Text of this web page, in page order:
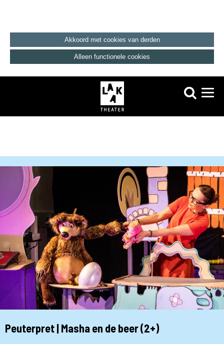
Akkoord met cookies van derden
Alleen functionele cookies
Peuterpret | Masha en de beer (2+)